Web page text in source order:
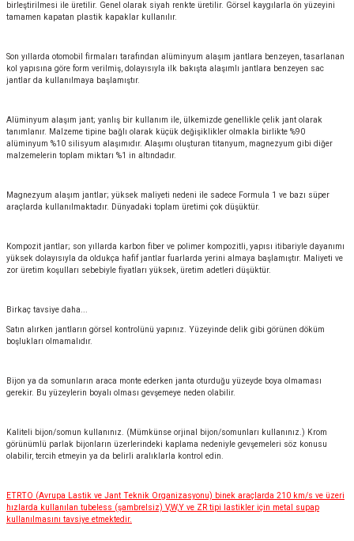
birleştirilmesi ile üretilir. Genel olarak siyah renkte üretilir. Görsel kaygılarla ön yüzeyini
tamamen kapatan plastik kapaklar kullanılır.
Son yıllarda otomobil firmaları tarafından alüminyum alaşım jantlara benzeyen, tasarlanan
kol yapısına göre form verilmiş, dolayısıyla ilk bakışta alaşımlı jantlara benzeyen sac
jantlar da kullanılmaya başlamıştır.
Alüminyum alaşım jant; yanlış bir kullanım ile, ülkemizde genellikle çelik jant olarak
tanımlanır. Malzeme tipine bağlı olarak küçük değişiklikler olmakla birlikte %90
alüminyum %10 silisyum alaşımıdır. Alaşımı oluşturan titanyum, magnezyum gibi diğer
malzemelerin toplam miktarı %1 in altındadır.
Magnezyum alaşım jantlar; yüksek maliyeti nedeni ile sadece Formula 1 ve bazı süper
araçlarda kullanılmaktadır. Dünyadaki toplam üretimi çok düşüktür.
Kompozit jantlar; son yıllarda karbon fiber ve polimer kompozitli, yapısı itibariyle dayanımı
yüksek dolayısıyla da oldukça hafif jantlar fuarlarda yerini almaya başlamıştır. Maliyeti ve
zor üretim koşulları sebebiyle fiyatları yüksek, üretim adetleri düşüktür.
Birkaç tavsiye daha...
Satın alırken jantların görsel kontrolünü yapınız. Yüzeyinde delik gibi görünen döküm
boşlukları olmamalıdır.
Bijon ya da somunların araca monte ederken janta oturduğu yüzeyde boya olmaması
gerekir. Bu yüzeylerin boyalı olması gevşemeye neden olabilir.
Kaliteli bijon/somun kullanınız. (Mümkünse orjinal bijon/somunları kullanınız.) Krom
görünümlü parlak bijonların üzerlerindeki kaplama nedeniyle gevşemeleri söz konusu
olabilir, tercih etmeyin ya da belirli aralıklarla kontrol edin.
ETRTO (Avrupa Lastik ve Jant Teknik Organizasyonu) binek araçlarda 210 km/s ve üzeri
hızlarda kullanılan tubeless (şambrelsiz) V,W,Y ve ZR tipi lastikler için metal supap
kullanılmasını tavsiye etmektedir.